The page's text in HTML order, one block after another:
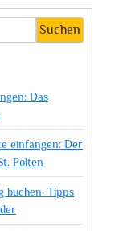
Suchen
Das
einfangen: Der
Pölten
buchen: Tipps